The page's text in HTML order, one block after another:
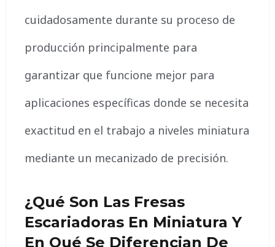
cuidadosamente durante su proceso de
producción principalmente para
garantizar que funcione mejor para
aplicaciones específicas donde se necesita
exactitud en el trabajo a niveles miniatura
mediante un mecanizado de precisión.
¿Qué Son Las Fresas
Escariadoras En Miniatura Y
En Qué Se Diferencian De